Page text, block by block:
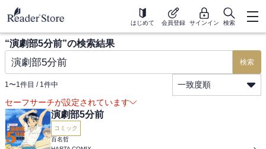
はじめて 会員登録 サインイン 検索
“演劇部5分前”の検索結果
検索
1〜1件目 / 1件中
一致度順
セーフサーチが設定されています
演劇部5分前
コミック
百名哲